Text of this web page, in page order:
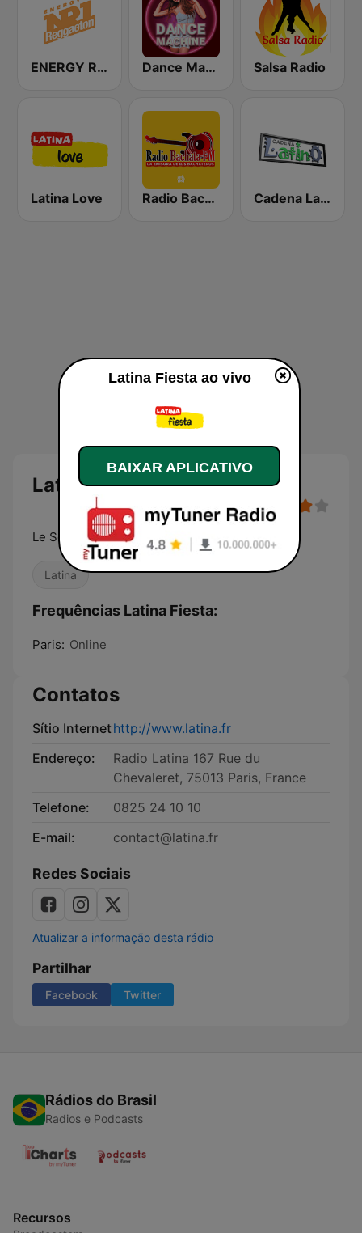
ENERGY Reggaeton Dance Machine Salsa Radio
Latina Love Radio Bachata Cadena Latino
Latina Fiesta
Le Son Latino
Latina
Frequências Latina Fiesta:
Paris: Online
Contatos
Sítio Internethttp://www.latina.fr
Endereço:
Radio Latina 167 Rue du
Chevaleret, 75013 Paris, France
Telefone:
0825 24 10 10
E-mail:
contact@latina.fr
Redes Sociais
Atualizar a informação desta rádio
Partilhar
Facebook Twitter
Rádios do Brasil
Radios e Podcasts
Recursos
Latina Fiesta ao vivo
BAIXAR APLICATIVO